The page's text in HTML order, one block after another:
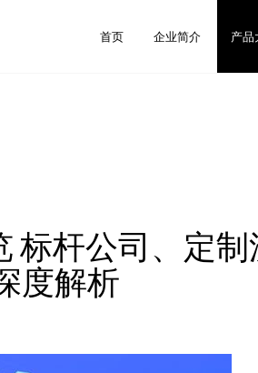
首页 企业简介 产品
标杆公司、定制
度解析